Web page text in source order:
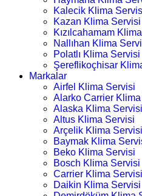
Kalecik Klima
Kazan Klima Servisi
Kızılcahamam
Nallıhan Klima
Polatlı Klima Servisi
Şereflikoçhisar
Markalar
Airfel Klima Servisi
Alarko Carrier
Alaska Klima Servisi
Altus Klima Servisi
Arçelik Klima Servisi
Baymak Klima
Beko Klima Servisi
Bosch Klima Servisi
Carrier Klima Servisi
Daikin Klima Servisi